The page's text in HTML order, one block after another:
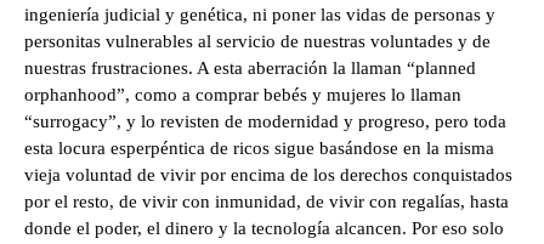
ingeniería judicial y genética, ni poner las vidas de personas y
personitas vulnerables al servicio de nuestras voluntades y de
nuestras frustraciones. A esta aberración la llaman “planned
orphanhood”, como a comprar bebés y mujeres lo llaman
“surrogacy”, y lo revisten de modernidad y progreso, pero toda
esta locura esperpéntica de ricos sigue basándose en la misma
vieja voluntad de vivir por encima de los derechos conquistados
por el resto, de vivir con inmunidad, de vivir con regalías, hasta
donde el poder, el dinero y la tecnología alcancen. Por eso solo